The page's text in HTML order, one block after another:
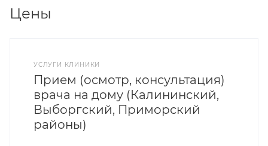
Цены
УСЛУГИ КЛИНИКИ
Прием (осмотр, консультация)
врача на дому (Калининский,
Выборгский, Приморский
районы)